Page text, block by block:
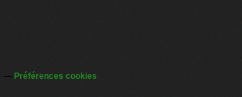
Préférences cookies